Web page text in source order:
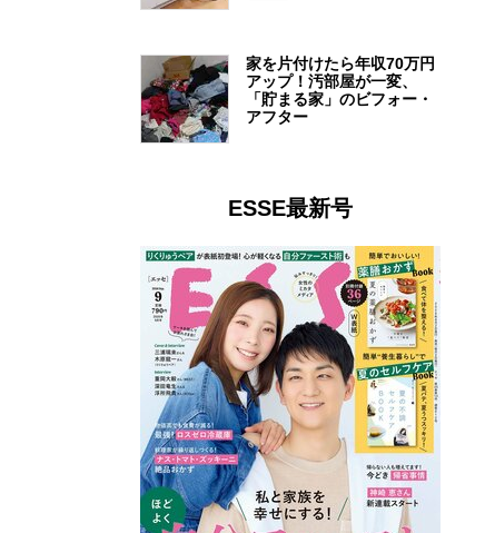
家を片付けたら年収70万円
アップ！汚部屋が一変、
「貯まる家」のビフォー・
アフター
ESSE最新号